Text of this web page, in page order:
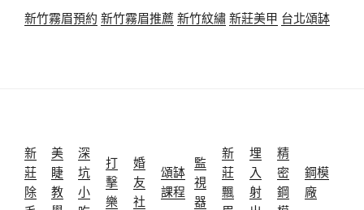
新竹霧眉預約 新竹霧眉推薦 新竹紋繡新莊美甲 台北頌缽
新
莊
除
美
睫
教
深
坑
小
打
擊
樂
婚
友
社
頌缽
課程
監
視
器
新
莊
飄
埋
入
射
精
密
鋼
鋼模
廠